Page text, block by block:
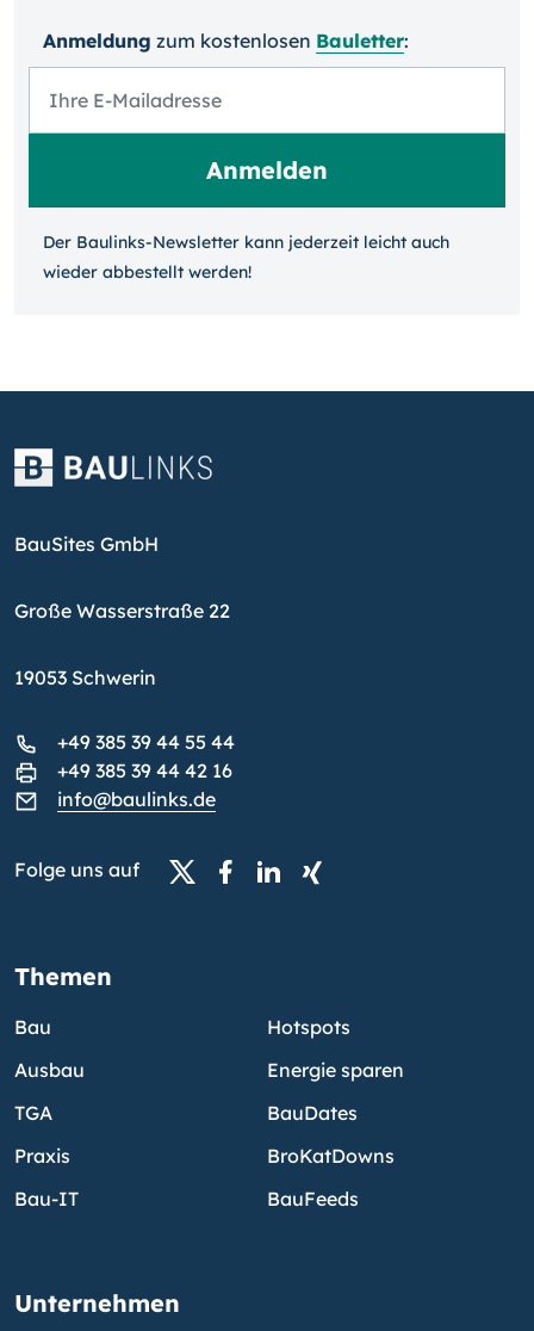
Anmeldung zum kosten­losen Bauletter:
Der Baulinks-Newsletter kann jeder­zeit leicht auch
wieder ab­bestellt werden!
BauSites GmbH
Große Wasserstraße 22
19053 Schwerin
+49 385 39 44 55 44
+49 385 39 44 42 16
info@baulinks.de
Folge uns auf
Themen
Bau
Ausbau
TGA
Praxis
Bau-IT
Hotspots
Energie sparen
BauDates
BroKatDowns
BauFeeds
Unternehmen